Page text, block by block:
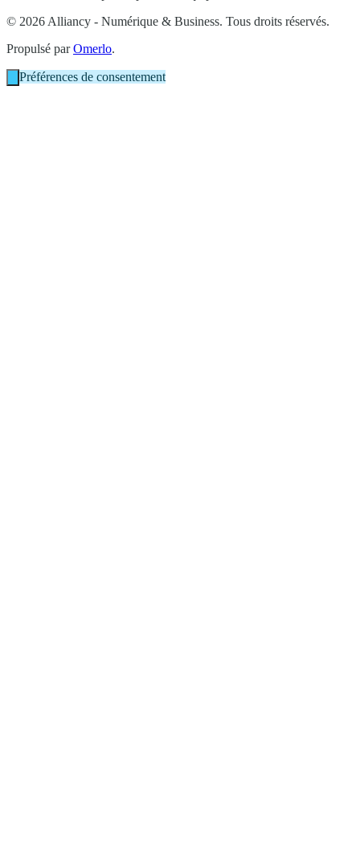
© 2026 Alliancy - Numérique & Business. Tous droits réservés.
Propulsé parOmerlo.
Préférences de consentement